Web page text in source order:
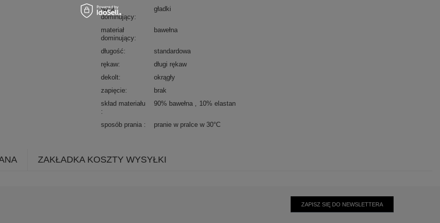
wzór
dominujący
gładki
materiał
dominujący
bawełna
długość
standardowa
rękaw
długi rękaw
dekolt
okrągły
zapięcie
brak
skład materiału
90% bawełna 10% elastan
sposób prania pranie w pralce w 30°C
ZAKŁADKA KOSZTY WYSYŁKI
ZAPISZ SIĘ DO NEWSLETTERA